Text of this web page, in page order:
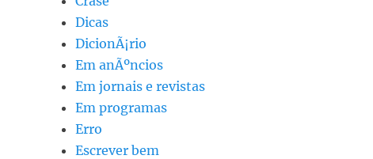
Dicas
DicionÃ¡rio
Em anÃºncios
Em jornais e revistas
Em programas
Erro
Escrever bem